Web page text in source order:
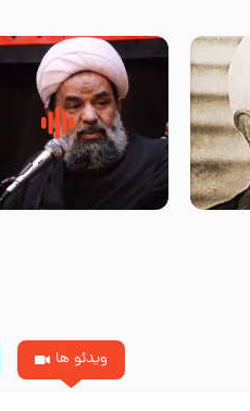
و
–
سلام جوانی که امام حسین
السلام خودش جوابش را
ویدئو ها